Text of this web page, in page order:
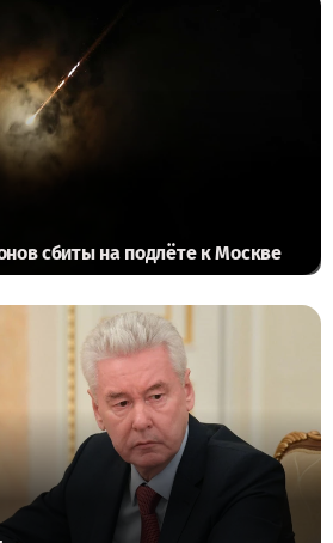
сбиты на подлёте к Москве